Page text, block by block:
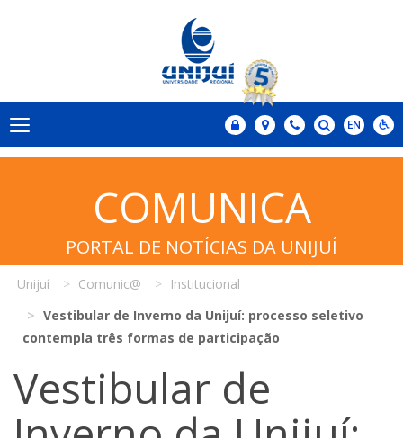
COMUNICA
PORTAL DE NOTÍCIAS DA UNIJUÍ
Unijuí Comunic@
Institucional
Vestibular de Inverno da Unijuí: processo seletivo
contempla três formas de participação
Vestibular de